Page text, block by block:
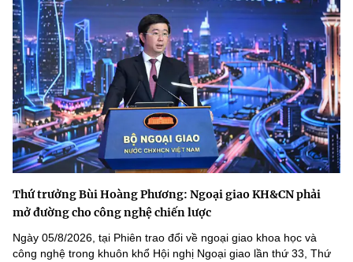
Thứ trưởng Bùi Hoàng Phương: Ngoại giao KH&CN phải
mở đường cho công nghệ chiến lược
Ngày 05/8/2026, tại Phiên trao đổi về ngoại giao khoa học và
công nghệ trong khuôn khổ Hội nghị Ngoại giao lần thứ 33, Thứ